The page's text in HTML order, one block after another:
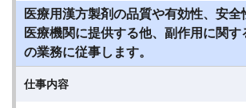
医療用漢方製剤の品質や有効性、安
医療機関に提供する他、副作用に関
の業務に従事します。
仕事内容